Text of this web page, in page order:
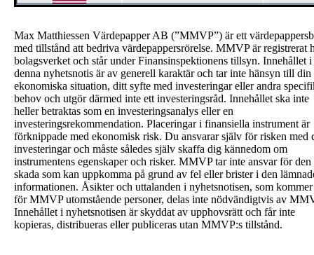
Max Matthiessen Värdepapper AB (”MMVP”) är ett
med tillstånd att bedriva värdepappersrörelse. MMVP är registrerat
bolagsverket och står under Finansinspektionens tillsyn. Innehållet i
denna nyhetsnotis är av generell karaktär och tar inte hänsyn till din
ekonomiska situation, ditt syfte med investeringar eller andra
behov och utgör därmed inte ett investeringsråd. Innehållet ska inte
heller betraktas som en investeringsanalys eller en
investeringsrekommendation. Placeringar i finansiella instrument är
förknippade med ekonomisk risk. Du ansvarar själv för risken med
investeringar och måste således själv skaffa dig kännedom om
instrumentens egenskaper och risker. MMVP tar inte ansvar för den
skada som kan uppkomma på grund av fel eller brister i den
informationen. Åsikter och uttalanden i nyhetsnotisen, som
för MMVP utomstående personer, delas inte nödvändigtvis av
Innehållet i nyhetsnotisen är skyddat av upphovsrätt och får inte
kopieras, distribueras eller publiceras utan MMVP:s tillstånd.